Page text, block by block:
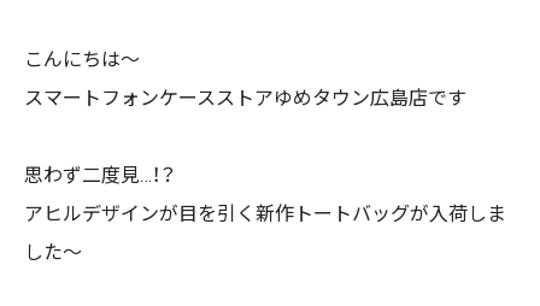
こんにちは～
スマートフォンケースストアゆめタウン広島店です
思わず二度見…！？
アヒルデザインが目を引く新作トートバッグが入荷しま
した～